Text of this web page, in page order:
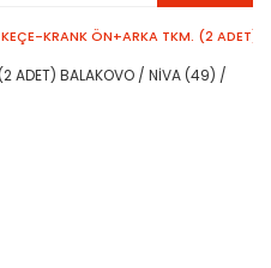
KEÇE-KRANK ÖN+ARKA TKM. (2